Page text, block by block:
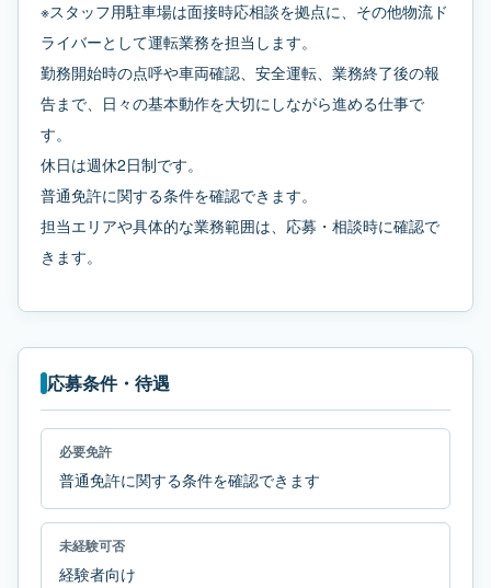
※スタッフ用駐車場は面接時応相談を拠点に、その他物流ド
ライバーとして運転業務を担当します。
勤務開始時の点呼や車両確認、安全運転、業務終了後の報
告まで、日々の基本動作を大切にしながら進める仕事で
す。
休日は週休2日制です。
普通免許に関する条件を確認できます。
担当エリアや具体的な業務範囲は、応募・相談時に確認で
きます。
応募条件・待遇
必要免許
普通免許に関する条件を確認できます
未経験可否
経験者向け